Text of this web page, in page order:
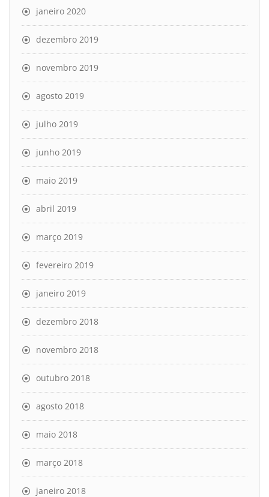
janeiro 2020
dezembro 2019
novembro 2019
agosto 2019
julho 2019
junho 2019
maio 2019
abril 2019
março 2019
fevereiro 2019
janeiro 2019
dezembro 2018
novembro 2018
outubro 2018
agosto 2018
maio 2018
março 2018
janeiro 2018